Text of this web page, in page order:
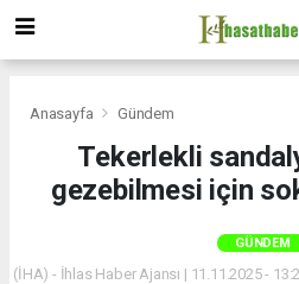
Anasayfa Gündem
Tekerlekli
gezebilmesi için
GÜNDEM
(İHA) - İhlas Haber Ajansı | 11.11.2025 -